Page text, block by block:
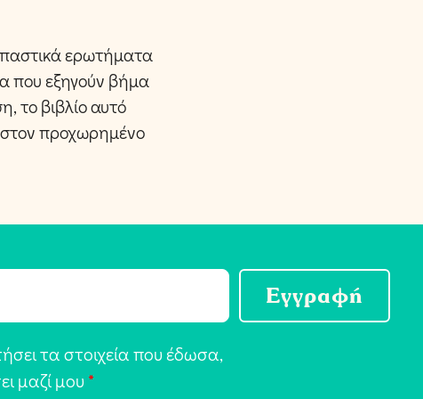
ερωτήματα
που εξηγούν βήμα
το βιβλίο αυτό
προχωρημένο
τα στοιχεία που έδωσα,
μαζί μου *
Εγγραφή